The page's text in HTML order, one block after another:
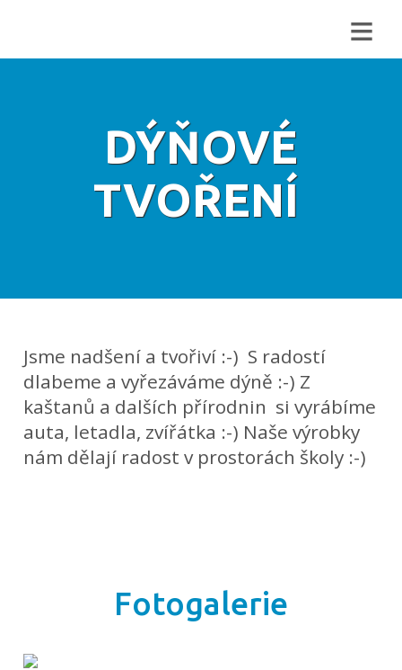
≡
DÝŇOVÉ
TVOŘENÍ
Jsme nadšení a tvořiví :-) S radostí
dlabeme a vyřezáváme dýně :-) Z
kaštanů a dalších přírodnin si vyrábíme
auta, letadla, zvířátka :-) Naše výrobky
nám dělají radost v prostorách školy :-)
Fotogalerie